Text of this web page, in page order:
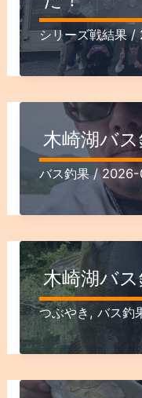
シリーズ戦結果/
木崎湖バ
バス釣果/2026-
木崎湖バ
つぶやき , バス釣